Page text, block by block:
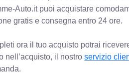
Auto.it puoi acquistare
gratis e consegna entro 24 ore.
ora il tuo acquisto potrai
nell’acquisto, il nostroservizio